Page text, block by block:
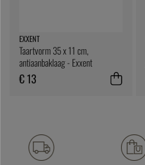
EXXENT
Taartvorm 35 x 11 cm,
antiaanbaklaag - Exxent
€ 13